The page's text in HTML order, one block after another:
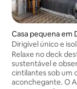
Casa pequena em
Dirigível único e
deslumbrante das
Relaxe no deck
sustentável e
cintilantes sob um
aconchegante. O